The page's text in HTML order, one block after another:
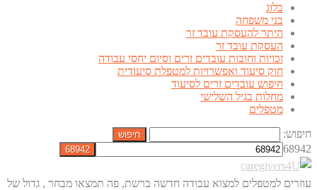
בלוג
בני משפחה
היתר להעסקת עובד זר
העסקת עובד זר
זכויות וחובות עובדים זרים וסיום יחסי עבודה
חוק סיעוד ואפשרויות למטפלת סיעודית
חיפוש עובדים זרים לסיעוד
מחלות בגיל השלישי
מטפלים
חיפוש:
68942
עוזרים למטפלים למצוא עבודה חדשה ברשת, פה תמצאו מבחר , גדול של